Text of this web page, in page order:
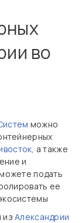
во
можно
, а также
и
подать
ее
изАлександрии